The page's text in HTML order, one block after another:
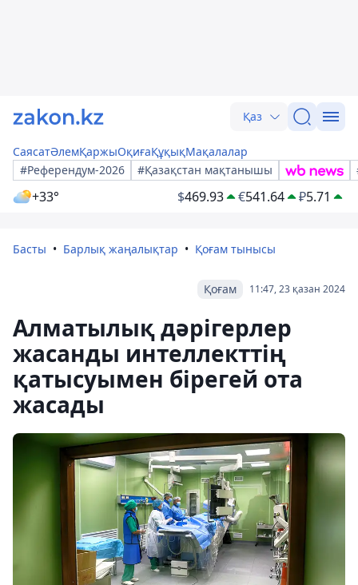
Қаз
СаясатӘлемҚаржыОқиғаҚұқықМақалалар
#Референдум-2026
#Қазақстан мақтанышы
+33° $469.93 €541.64 ₽5.71
Басты Барлық жаңалықтар Қоғам тынысы
11:47, 23 қазан 2024
Қоғам
Алматылық дәрігерлер
жасанды интеллекттің
қатысуымен бірегей ота
жасады